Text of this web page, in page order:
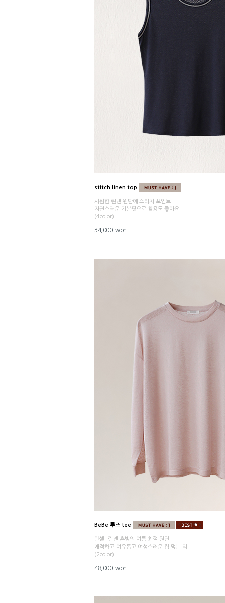
stitch linen top
시원한 린넨 원단에 스티치 포인트
자연스러운 기본핏으로 활용도 좋아요
(4color)
34,000 won
BeBe 루즈 tee
텐셀+린넨 혼방의 여름 최적 원단
쾌적하고 여유롭고 여성스러운 힙 덮는 티
(2color)
48,000 won